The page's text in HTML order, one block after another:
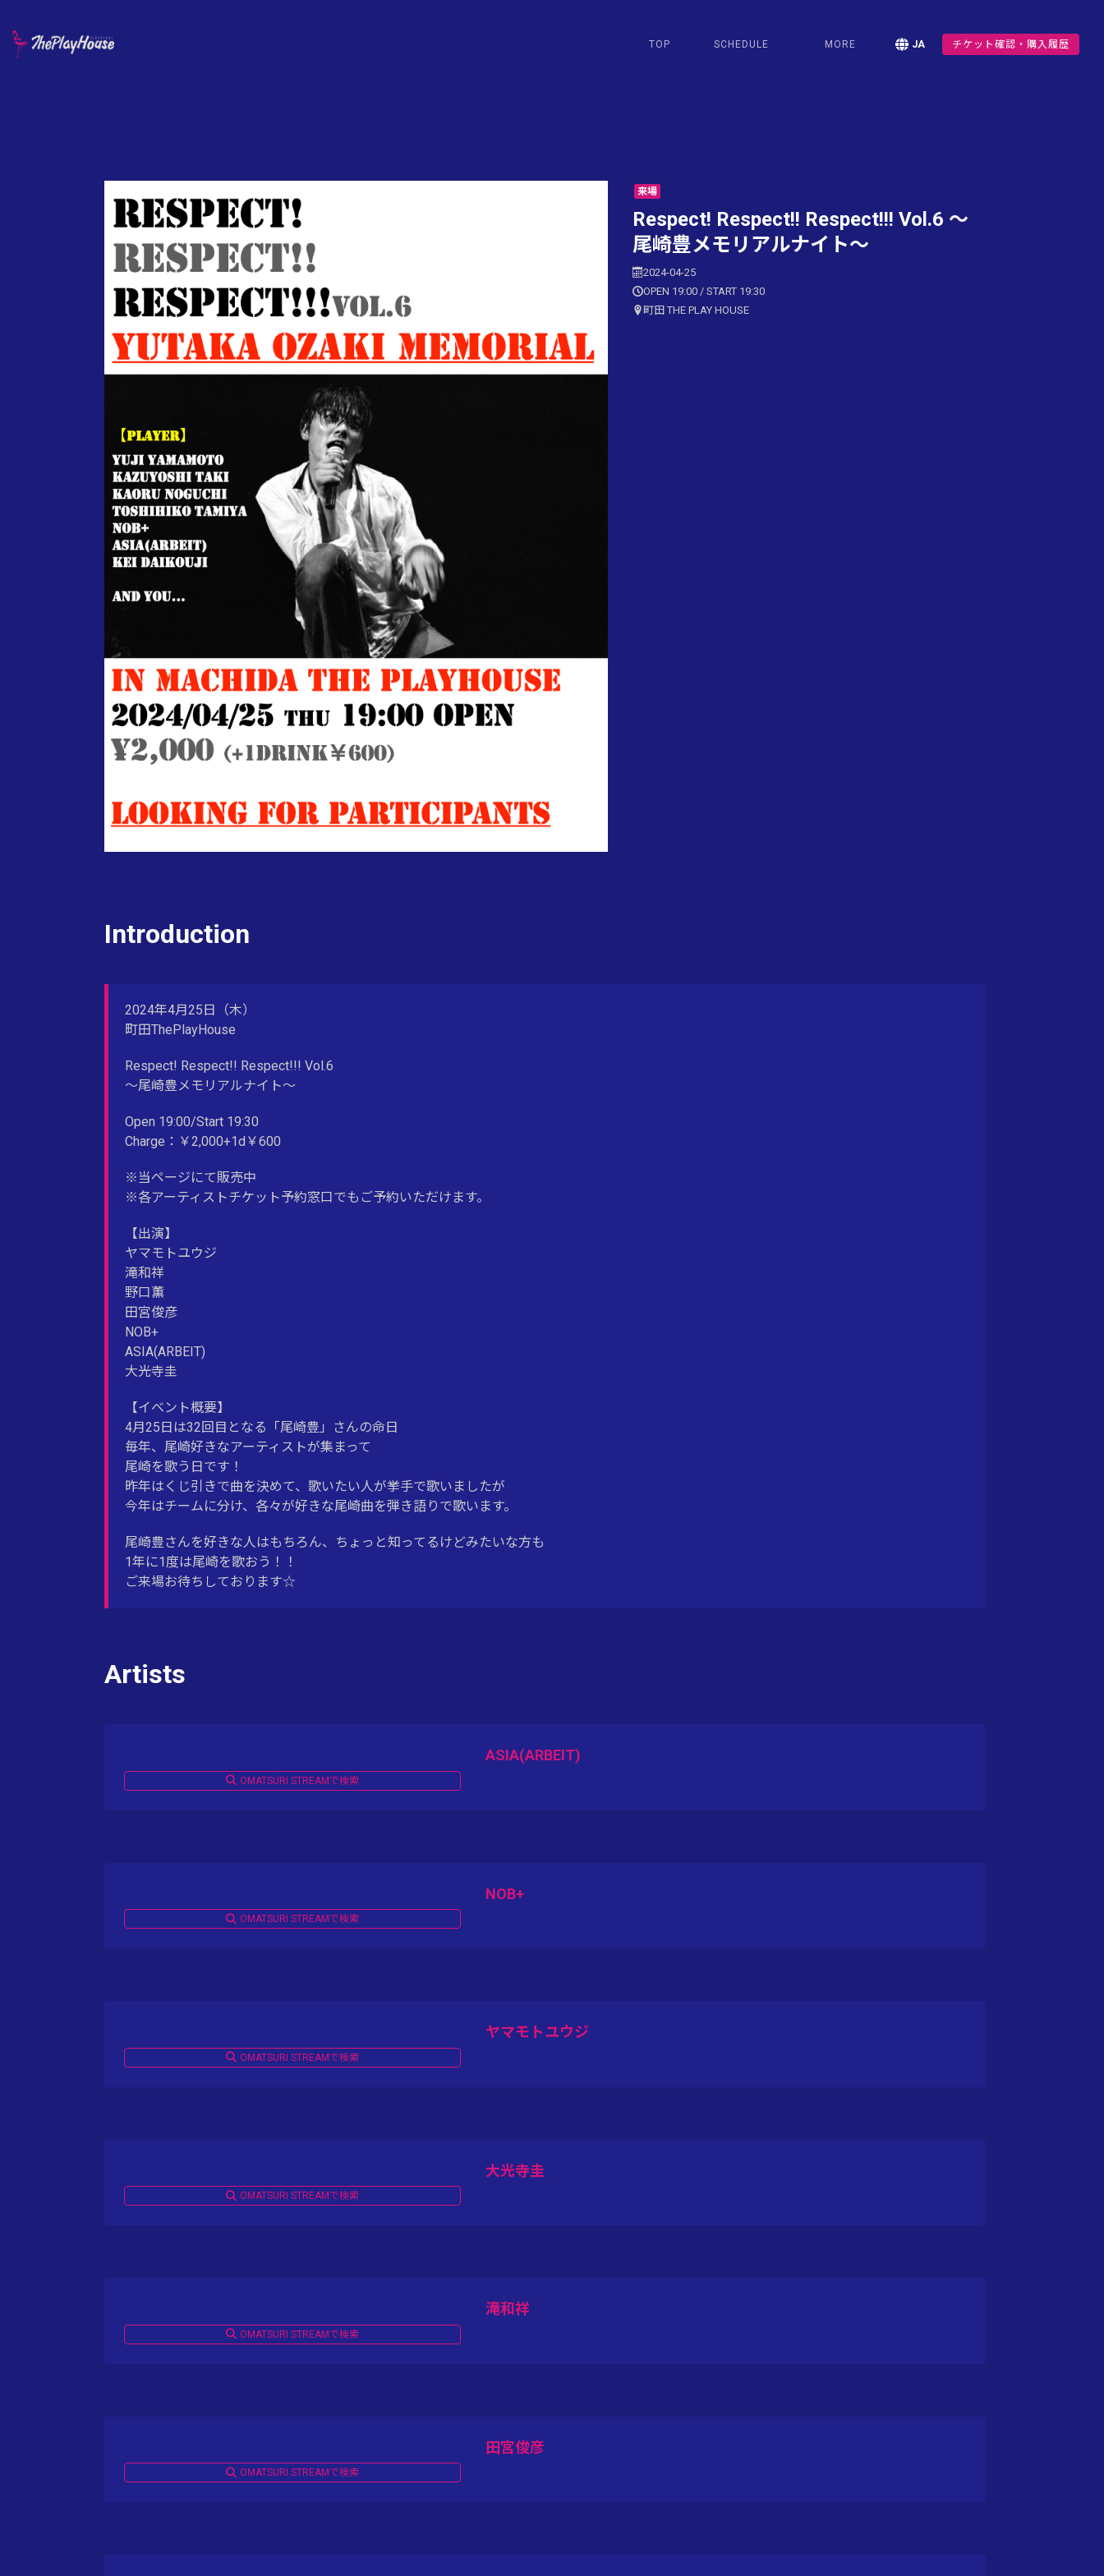
TOP SCHEDULE MORE JA チケット確認・購入履歴
来場
Respect! Respect!! Respect!!! Vol.6 〜
尾崎豊メモリアルナイト〜
2024-04-25
OPEN 19:00 / START 19:30
町田 THE PLAY HOUSE
Introduction
2024年4月25日（木）
町田ThePlayHouse
Respect! Respect!! Respect!!! Vol.6
〜尾崎豊メモリアルナイト〜
Open 19:00/Start 19:30
Charge：￥2,000+1d￥600
※当ページにて販売中
※各アーティストチケット予約窓口でもご予約いただけます。
【出演】
ヤマモトユウジ
滝和祥
野口薫
田宮俊彦
NOB+
ASIA(ARBEIT)
大光寺圭
【イベント概要】
4月25日は32回目となる「尾崎豊」さんの命日
毎年、尾崎好きなアーティストが集まって
尾崎を歌う日です！
昨年はくじ引きで曲を決めて、歌いたい人が挙手で歌いましたが
今年はチームに分け、各々が好きな尾崎曲を弾き語りで歌います。
尾崎豊さんを好きな人はもちろん、ちょっと知ってるけどみたいな方も
1年に1度は尾崎を歌おう！！
ご来場お待ちしております☆
Artists
OMATSURI STREAMで検索
ASIA(ARBEIT)
OMATSURI STREAMで検索
NOB+
OMATSURI STREAMで検索
ヤマモトユウジ
OMATSURI STREAMで検索
大光寺圭
OMATSURI STREAMで検索
滝和祥
OMATSURI STREAMで検索
田宮俊彦